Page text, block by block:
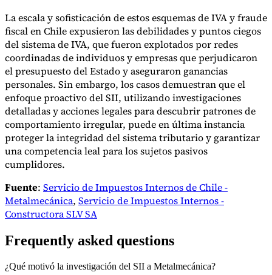
La escala y sofisticación de estos esquemas de IVA y fraude
fiscal en Chile expusieron las debilidades y puntos ciegos
del sistema de IVA, que fueron explotados por redes
coordinadas de individuos y empresas que perjudicaron
el presupuesto del Estado y aseguraron ganancias
personales. Sin embargo, los casos demuestran que el
enfoque proactivo del SII, utilizando investigaciones
detalladas y acciones legales para descubrir patrones de
comportamiento irregular, puede en última instancia
proteger la integridad del sistema tributario y garantizar
una competencia leal para los sujetos pasivos
cumplidores.
Fuente: Servicio de Impuestos Internos de Chile -
Metalmecánica, Servicio de Impuestos Internos -
Constructora SLV SA
Frequently asked questions
¿Qué motivó la investigación del SII a Metalmecánica?